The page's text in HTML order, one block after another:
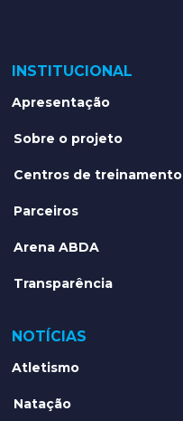
INSTITUCIONAL
Apresentação
Sobre o projeto
Centros de treinamento
Parceiros
Arena ABDA
Transparência
NOTÍCIAS
Atletismo
Natação